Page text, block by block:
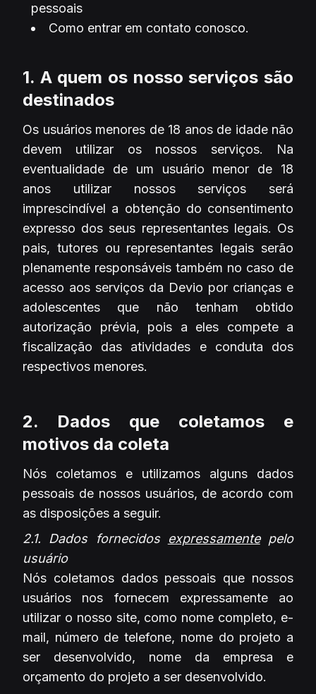
pessoais
Como entrar em contato conosco.
1. A quem os nosso serviços são
destinados
Os usuários menores de 18 anos de idade não
devem utilizar os nossos serviços. Na
eventualidade de um usuário menor de 18
anos utilizar nossos serviços será
imprescindível a obtenção do consentimento
expresso dos seus representantes legais. Os
pais, tutores ou representantes legais serão
plenamente responsáveis também no caso de
acesso aos serviços da Devio por crianças e
adolescentes que não tenham obtido
autorização prévia, pois a eles compete a
fiscalização das atividades e conduta dos
respectivos menores.
2. Dados que coletamos e
motivos da coleta
Nós coletamos e utilizamos alguns dados
pessoais de nossos usuários, de acordo com
as disposições a seguir.
2.1. Dados fornecidos expressamentepelo
usuário
Nós coletamos dados pessoais que nossos
usuários nos fornecem expressamente ao
utilizar o nosso site, como nome completo, e-
mail, número de telefone, nome do projeto a
ser desenvolvido, nome da empresa e
orçamento do projeto a ser desenvolvido.